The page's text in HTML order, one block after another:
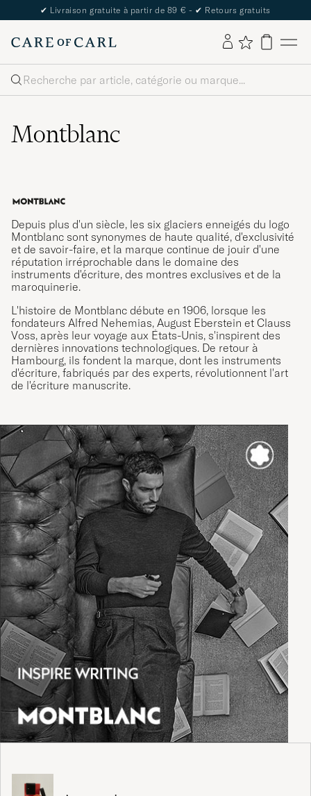
The Care of Carl Passport
Rechercher
Montblanc
Depuis plus d'un siècle, les six glaciers enneigés du logo
Montblanc sont synonymes de haute qualité, d'exclusivité
et de savoir-faire, et la marque continue de jouir d'une
réputation irréprochable dans le domaine des
instruments d'écriture, des montres exclusives et de la
maroquinerie.
L'histoire de Montblanc débute en 1906, lorsque les
fondateurs Alfred Nehemias, August Eberstein et Clauss
Voss, après leur voyage aux États-Unis, s'inspirent des
dernières innovations technologiques. De retour à
Hambourg, ils fondent la marque, dont les instruments
d'écriture, fabriqués par des experts, révolutionnent l'art
de l'écriture manuscrite.